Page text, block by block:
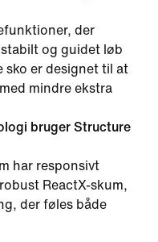
der
og guidet løb
sko er designet til at
mindre ekstra
bruger Structure
har responsivt
ReactX-skum,
der føles både